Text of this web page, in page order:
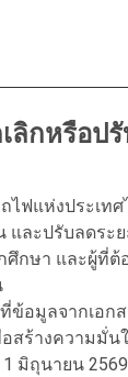
กหรือป
ฟแห่งประเท
และปรับลดระ
กษา และผู้ที่ต้
ข้อมูลจากเอ
สร้างความมั่น
มิถุนายน